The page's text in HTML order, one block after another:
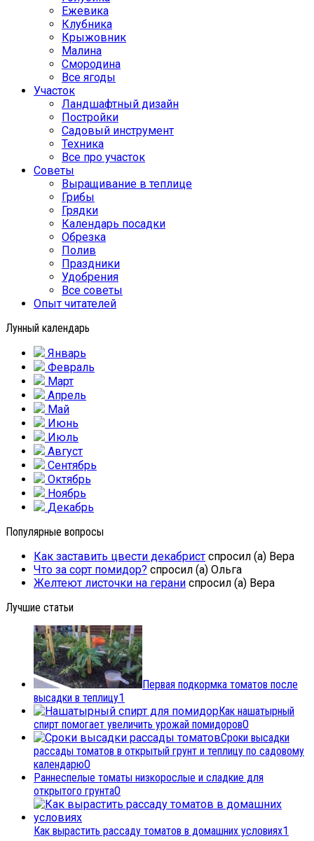
Ежевика
Клубника
Крыжовник
Малина
Смородина
Все ягоды
Участок
Ландшафтный дизайн
Постройки
Садовый инструмент
Техника
Все про участок
Советы
Выращивание в теплице
Грибы
Грядки
Календарь посадки
Обрезка
Полив
Праздники
Удобрения
Все советы
Опыт читателей
Лунный календарь
Январь
Февраль
Март
Апрель
Май
Июнь
Июль
Август
Сентябрь
Октябрь
Ноябрь
Декабрь
Популярные вопросы
Как заставить цвести декабрист спросил (а) Вера
Что за сорт помидор? спросил (а) Ольга
Желтеют листочки на герани спросил (а) Вера
Лучшие статьи
Первая подкормка томатов после
высадки в теплицу1
Как нашатырный
спирт помогает увеличить урожай помидоров0
Сроки высадки
рассады томатов в открытый грунт и теплицу по садовому
календарю0
Раннеспелые томаты низкорослые и сладкие для
открытого грунта0
Как вырастить рассаду томатов в домашних условиях1